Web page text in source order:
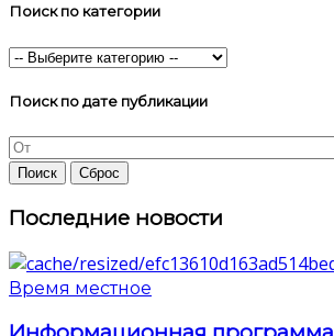
Поиск по категории
Поиск по дате публикации
Последние новости
Время местное